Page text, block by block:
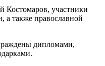
Костомаров, участники
а также православной
дипломами,